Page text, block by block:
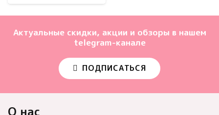
Актуальные скидки, акции и обзоры в нашем
telegram-канале
ПОДПИСАТЬСЯ
О нас